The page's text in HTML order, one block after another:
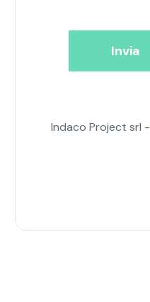
Invia
Indaco Project srl -